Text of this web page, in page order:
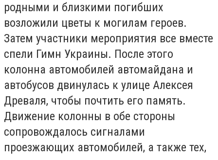
родными и близкими погибших
возложили цветы к могилам героев.
Затем участники мероприятия все вместе
спели Гимн Украины. После этого
колонна автомобилей автомайдана и
автобусов двинулась к улице Алексея
Древаля, чтобы почтить его память.
Движение колонны в обе стороны
сопровождалось сигналами
проезжающих автомобилей, а также тех,